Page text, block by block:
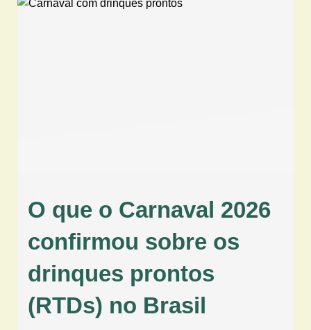
O que o Carnaval 2026
confirmou sobre os
drinques prontos
(RTDs) no Brasil